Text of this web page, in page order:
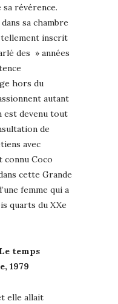
révérence.
sa chambre
tellement inscrit
des » années
hors du
autant
est devenu tout
de
avec
connu Coco
cette Grande
femme qui a
quarts du XXe
temps
1979
elle allait